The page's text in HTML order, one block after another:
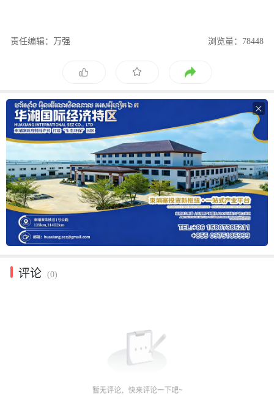
责任编辑：万强 浏览量：78448

评论 (0)